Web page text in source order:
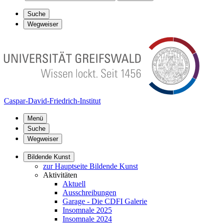
Suche
Wegweiser
Caspar-David-Friedrich-Institut
Menü
Suche
Wegweiser
Bildende Kunst
zur Hauptseite Bildende Kunst
Aktivitäten
Aktuell
Ausschreibungen
Garage - Die CDFI Galerie
Insomnale 2025
Insomnale 2024